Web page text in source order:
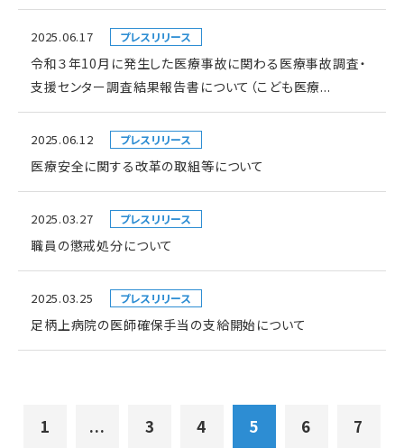
2025.06.17 プレスリリース
令和３年10月に発生した医療事故に関わる医療事故調査・
支援センター調査結果報告書について（こども医療...
2025.06.12 プレスリリース
医療安全に関する改革の取組等について
2025.03.27 プレスリリース
職員の懲戒処分について
2025.03.25 プレスリリース
足柄上病院の医師確保手当の支給開始について
1 ... 3 4 5 6
7